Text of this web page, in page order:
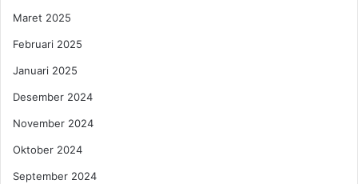
o
k
a
r
1
0
Maret 2025
Februari 2025
Januari 2025
Desember 2024
November 2024
Oktober 2024
September 2024